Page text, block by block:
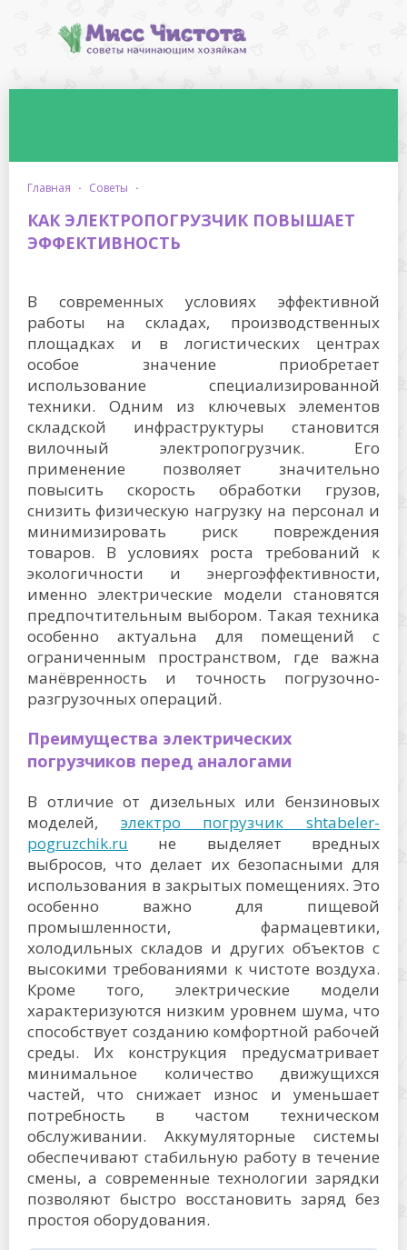
главная · советы ·
КАК ЭЛЕКТРОПОГРУЗЧИК ПОВЫШАЕТ
ЭФФЕКТИВНОСТЬ
В современных условиях эффективной
работы на складах, производственных
площадках и в логистических центрах
особое значение приобретает
использование специализированной
техники. Одним из ключевых элементов
складской инфраструктуры становится
вилочный электропогрузчик. Его
применение позволяет значительно
повысить скорость обработки грузов,
снизить физическую нагрузку на персонал и
минимизировать риск повреждения
товаров. В условиях роста требований к
экологичности и энергоэффективности,
именно электрические модели становятся
предпочтительным выбором. Такая техника
особенно актуальна для помещений с
ограниченным пространством, где важна
манёвренность и точность погрузочно-
разгрузочных операций.
Преимущества электрических
погрузчиков перед аналогами
В отличие от дизельных или бензиновых
моделей, электро погрузчик shtabeler-
pogruzchik.ru не выделяет вредных
выбросов, что делает их безопасными для
использования в закрытых помещениях. Это
особенно важно для пищевой
промышленности, фармацевтики,
холодильных складов и других объектов с
высокими требованиями к чистоте воздуха.
Кроме того, электрические модели
характеризуются низким уровнем шума, что
способствует созданию комфортной рабочей
среды. Их конструкция предусматривает
минимальное количество движущихся
частей, что снижает износ и уменьшает
потребность в частом техническом
обслуживании. Аккумуляторные системы
обеспечивают стабильную работу в течение
смены, а современные технологии зарядки
позволяют быстро восстановить заряд без
простоя оборудования.